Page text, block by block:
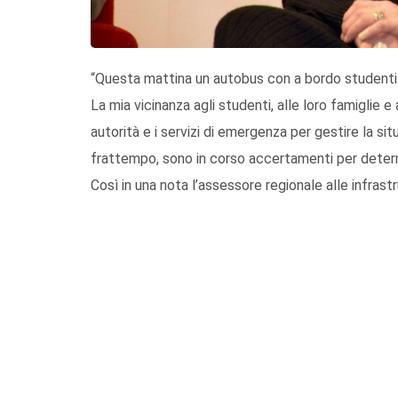
“Questa mattina un autobus con a bordo
La mia vicinanza agli studenti, alle loro
autorità e i servizi di emergenza per gestire la
frattempo, sono in corso accertamenti per
Così in una nota l’assessore regionale alle